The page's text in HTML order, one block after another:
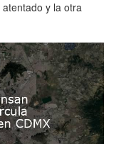
y la otra